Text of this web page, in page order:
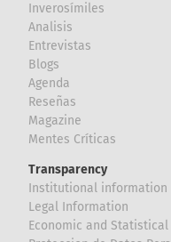
Inverosímiles
Analisis
Entrevistas
Blogs
Agenda
Reseñas
Magazine
Mentes Críticas
Transparency
Institutional information
Legal Information
Economic and